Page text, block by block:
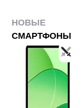
НОВЫЕ
СМАРТФОНЫ